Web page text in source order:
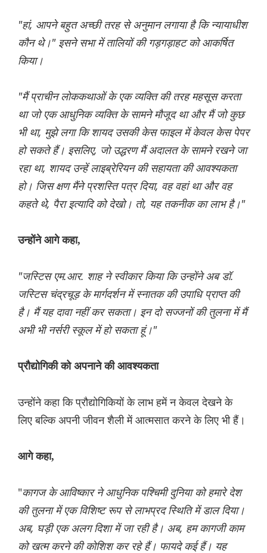
"हां, आपने बहुत अच्छी तरह से अनुमान लगाया है कि न्यायाधीश
कौन थे।" इसने सभा में तालियों की गड़गड़ाहट को आकर्षित
किया।
"मैं प्राचीन लोककथाओं के एक व्यक्ति की तरह महसूस करता
था जो एक आधुनिक व्यक्ति के सामने मौजूद था और मैं जो कुछ
भी था, मुझे लगा कि शायद उसकी केस फाइल में केवल केस पेपर
हो सकते हैं। इसलिए, जो उद्धरण मैं अदालत के सामने रखने जा
रहा था, शायद उन्हें लाइब्रेरियन की सहायता की आवश्यकता
हो। जिस क्षण मैंने प्रशस्ति पत्र दिया, वह वहां था और वह
कहते थे, पैरा इत्यादि को देखो। तो, यह तकनीक का लाभ है।"
उन्होंने आगे कहा,
"जस्टिस एम.आर. शाह ने स्वीकार किया कि उन्होंने अब डॉ.
जस्टिस चंद्रचूड़ के मार्गदर्शन में स्नातक की उपाधि प्राप्त की
है। मैं यह दावा नहीं कर सकता। इन दो सज्जनों की तुलना में मैं
अभी भी नर्सरी स्कूल में हो सकता हूं।"
प्रौद्योगिकी को अपनाने की आवश्यकता
उन्होंने कहा कि प्रौद्योगिकियों के लाभ हमें न केवल देखने के
लिए बल्कि अपनी जीवन शैली में आत्मसात करने के लिए भी हैं।
आगे कहा,
"कागज के आविष्कार ने आधुनिक पश्चिमी दुनिया को हमारे देश
की तुलना में एक विशिष्ट रूप से लाभप्रद स्थिति में डाल दिया।
अब, घड़ी एक अलग दिशा में जा रही है। अब, हम कागजी काम
को खत्म करने की कोशिश कर रहे हैं। फायदे कई हैं। यह